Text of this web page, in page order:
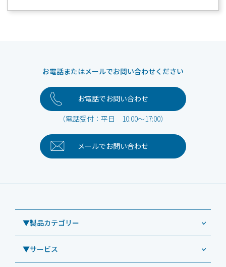
お電話またはメールでお問い合わせください
お電話でお問い合わせ
（電話受付：平日 10:00～17:00）
メールでお問い合わせ
▼製品カテゴリー
業務用タブレット
▼サービス